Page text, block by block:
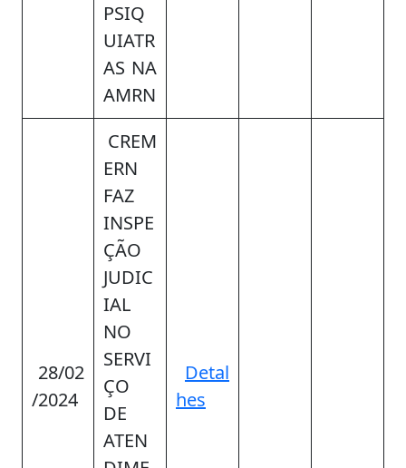
PSIQ
UIATR
AS NA
AMRN
28/02
/2024
CREM
ERN
FAZ
INSPE
ÇÃO
JUDIC
IAL
NO
SERVI
ÇO
DE
ATEN
Detal
hes